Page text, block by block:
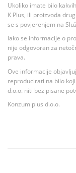
Ukoliko imate bilo
K Plus, ili proizvoda
se s povjerenjem na
Iako se informacije o
nije odgovoran za
prava.
Ove informacije
reproducirati na bilo
d.o.o. niti bez pisane
Konzum plus d.o.o.